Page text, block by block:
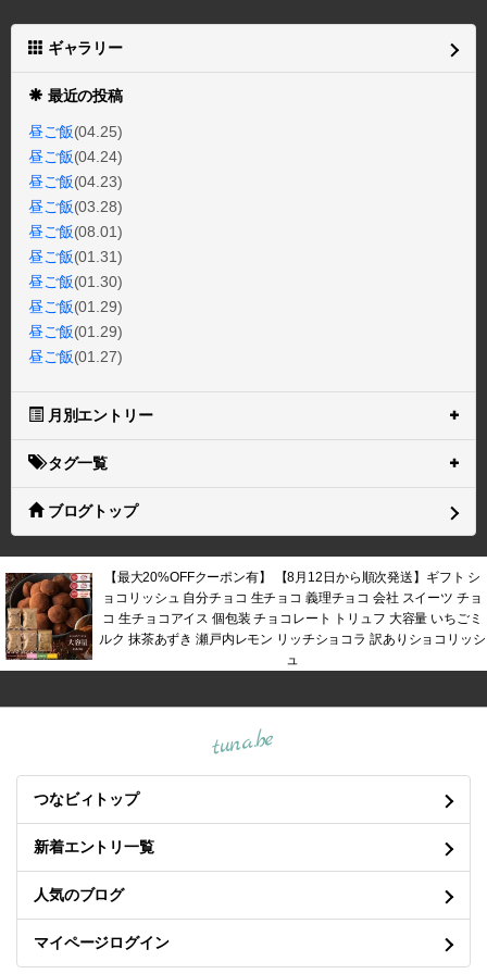
ギャラリー
最近の投稿
昼ご飯(04.25)
昼ご飯(04.24)
昼ご飯(04.23)
昼ご飯(03.28)
昼ご飯(08.01)
昼ご飯(01.31)
昼ご飯(01.30)
昼ご飯(01.29)
昼ご飯(01.29)
昼ご飯(01.27)
月別エントリー
タグ一覧
ブログトップ
【最大20%OFFクーポン有】 【8月12日から順次発送】ギフト シ
ョコリッシュ 自分チョコ 生チョコ 義理チョコ 会社 スイーツ チョ
コ 生チョコアイス 個包装 チョコレート トリュフ 大容量 いちごミ
ルク 抹茶あずき 瀬戸内レモン リッチショコラ 訳ありショコリッシ
ュ
tuna.be
つなビィトップ
新着エントリ一覧
人気のブログ
マイページログイン